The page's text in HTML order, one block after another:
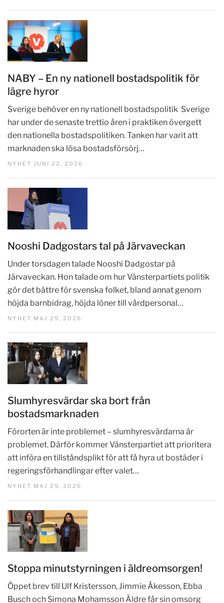
NABY – En ny nationell bostadspolitik för
lägre hyror
Sverige behöver en ny nationell bostadspolitik Sverige
har under de senaste trettio åren i praktiken övergett
den nationella bostadspolitiken. Tanken har varit att
marknaden ska lösa bostadsförsörj…
NYHET JUNI 22, 2026
Nooshi Dadgostars tal på Järvaveckan
Under torsdagen talade Nooshi Dadgostar på
Järvaveckan. Hon talade om hur Vänsterpartiets politik
gör det bättre för svenska folket, bland annat genom
höjda barnbidrag, höjda löner till vårdpersonal…
NYHET MAJ 29, 2026
Slumhyresvärdar ska bort från
bostadsmarknaden
Förorten är inte problemet – slumhyresvärdarna är
problemet. Därför kommer Vänsterpartiet att prioritera
att införa en tillståndsplikt för att få hyra ut bostäder i
regeringsförhandlingar efter valet…
NYHET MAJ 29, 2026
Stoppa minutstyrningen i äldreomsorgen!
Öppet brev till Ulf Kristersson, Jimmie Åkesson, Ebba
Busch och Simona Mohamsson Äldre får sin omsorg